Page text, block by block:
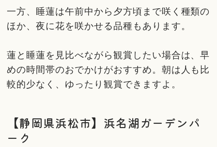
一方、睡蓮は午前中から夕方頃まで咲く種類の
ほか、夜に花を咲かせる品種もあります。
蓮と睡蓮を見比べながら観賞したい場合は、早
めの時間帯のおでかけがおすすめ。朝は人も比
較的少なく、ゆったり観賞できますよ。
【静岡県浜松市】浜名湖ガーデンパ
ーク